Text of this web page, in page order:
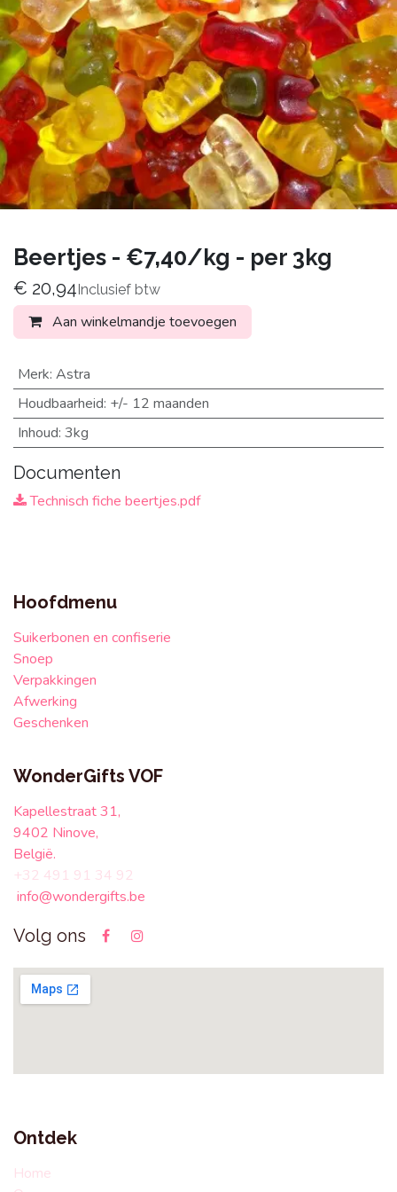
Beertjes - €7,40/kg - per 3kg
€ 20,94Inclusief btw
Aan winkelmandje toevoegen
Merk: Astra
Houdbaarheid: +/- 12 maanden
Inhoud: 3kg
Documenten
Technisch fiche beertjes.pdf
Hoofdmenu
Suikerbonen en confiserie
Snoep
Verpakkingen
Afwerking
Geschenken
WonderGifts VOF
Kapellestraat 31,
9402 Ninove,
België.
+32 491 91 34 92
info@wondergifts.be
Volg ons
Ontdek
Home